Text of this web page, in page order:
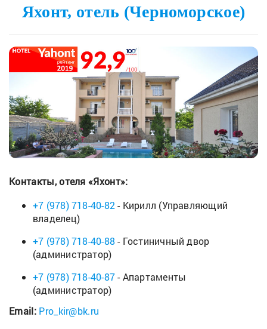
Яхонт, отель (Черноморское)
Контакты, отеля «Яхонт»:
+7 (978) 718-40-82 - Кирилл (Управляющий
владелец)
+7 (978) 718-40-88- Гостиничный двор
(администратор)
+7 (978) 718-40-87- Апартаменты
(администратор)
Email: Pro_kir@bk.ru